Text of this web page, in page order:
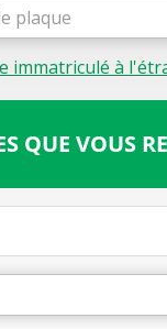
immatriculé à
QUE VOUS